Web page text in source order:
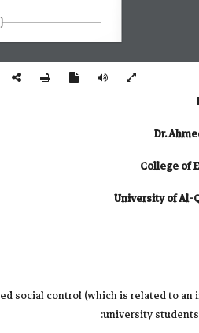
Dr.
College
University of
social control (which is related to
university